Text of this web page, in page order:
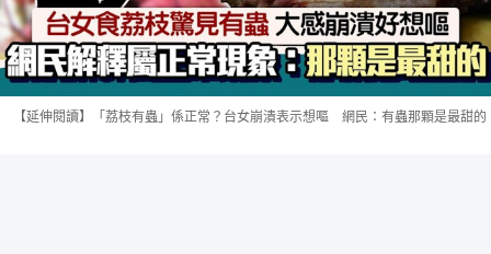
【延伸閱讀】「荔枝有蟲」係正常？台女崩潰表示想嘔 網民：有蟲那顆是最甜的